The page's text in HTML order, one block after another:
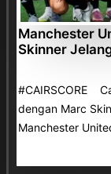
Manchester
Skinner
#CAIRSCORE
dengan Marc
Manchester